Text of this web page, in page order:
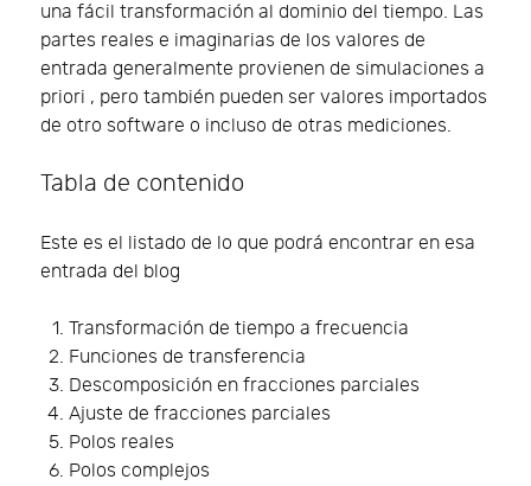
una fácil transformación al dominio del tiempo. Las
partes reales e imaginarias de los valores de
entrada generalmente provienen de simulaciones a
priori , pero también pueden ser valores importados
de otro software o incluso de otras mediciones.
Tabla de contenido
Este es el listado de lo que podrá encontrar en esa
entrada del blog
Transformación de tiempo a frecuencia
Funciones de transferencia
Descomposición en fracciones parciales
Ajuste de fracciones parciales
Polos reales
Polos complejos